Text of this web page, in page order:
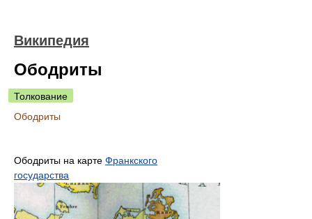
Википедия
Ободриты
Толкование
Ободриты
Ободриты на карте Франкского
государства